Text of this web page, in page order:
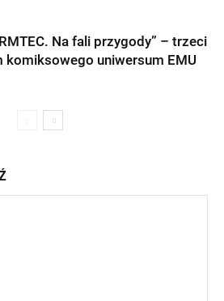
Na fali przygody” – trzeci
komiksowego uniwersum EMU